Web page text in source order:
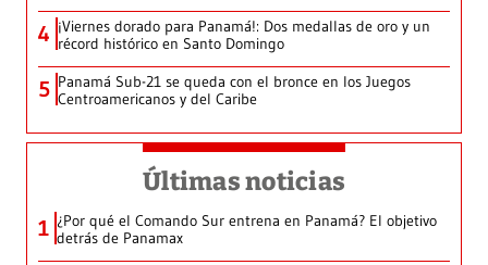
4 ¡Viernes dorado para Panamá!: Dos medallas de oro y un
récord histórico en Santo Domingo
5 Panamá Sub-21 se queda con el bronce en los Juegos
Centroamericanos y del Caribe
Últimas noticias
1 ¿Por qué el Comando Sur entrena en Panamá? El objetivo
detrás de Panamax